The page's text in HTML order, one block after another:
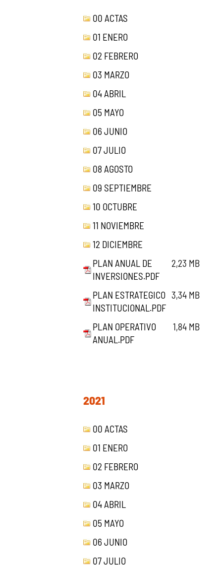
00 ACTAS
01 ENERO
02 FEBRERO
03 MARZO
04 ABRIL
05 MAYO
06 JUNIO
07 JULIO
08 AGOSTO
09 SEPTIEMBRE
10 OCTUBRE
11 NOVIEMBRE
12 DICIEMBRE
PLAN ANUAL DE
INVERSIONES.PDF
2,23 MB
PLAN ESTRATEGICO
INSTITUCIONAL.PDF
3,34 MB
PLAN OPERATIVO
ANUAL.PDF
1,84 MB
2021
00 ACTAS
01 ENERO
02 FEBRERO
03 MARZO
04 ABRIL
05 MAYO
06 JUNIO
07 JULIO